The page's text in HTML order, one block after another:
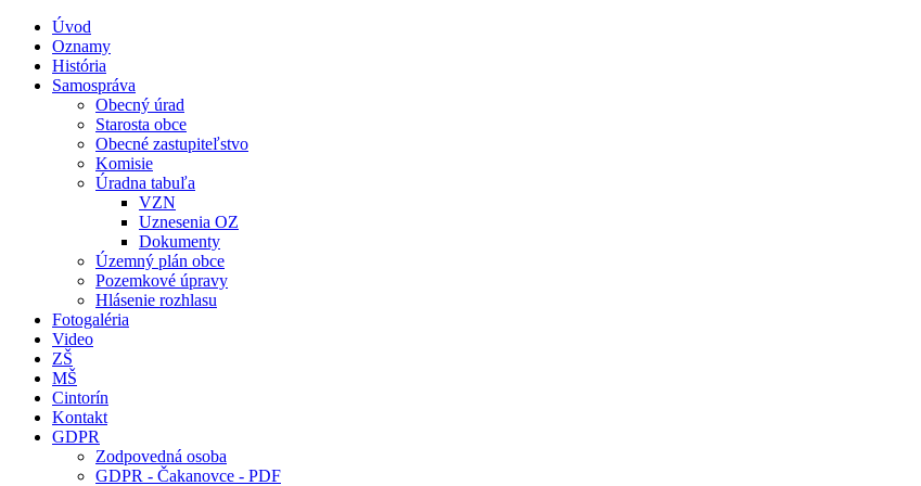
Úvod
Oznamy
História
Samospráva
Obecný úrad
Starosta obce
Obecné zastupiteľstvo
Komisie
Úradna tabuľa
VZN
Uznesenia OZ
Dokumenty
Územný plán obce
Pozemkové úpravy
Hlásenie rozhlasu
Fotogaléria
Video
ZŠ
MŠ
Cintorín
Kontakt
GDPR
Zodpovedná osoba
GDPR - Čakanovce - PDF